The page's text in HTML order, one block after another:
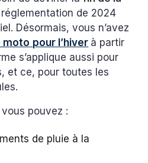
réglementation de 2024
Désormais, vous n’avez
moto pour l’hiver à partir
s’applique aussi pour
et ce, pour toutes les
pouvez :
de pluie à la